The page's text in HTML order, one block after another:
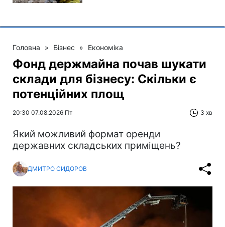
Головна » Бізнес » Економіка
Фонд держмайна почав шукати
склади для бізнесу: Скільки є
потенційних площ
20:30 07.08.2026 Пт 3 хв
Який можливий формат оренди
державних складських приміщень?
ДМИТРО СИДОРОВ